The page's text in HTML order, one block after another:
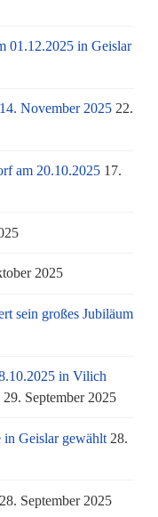
01.12.2025 in Geislar
November 2025 22.
am 20.10.2025 17.
2025
sein großes Jubiläum
in Vilich
29. September 2025
Geislar gewählt 28.
28. September 2025